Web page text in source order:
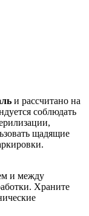
и рассчитано на
соблюдать
щадящие
и между
Храните